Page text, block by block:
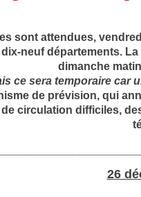
sont attendues,
neuf départements.
dimanche
ce sera temporaire car
de prévision, qui
circulation difficiles,
26